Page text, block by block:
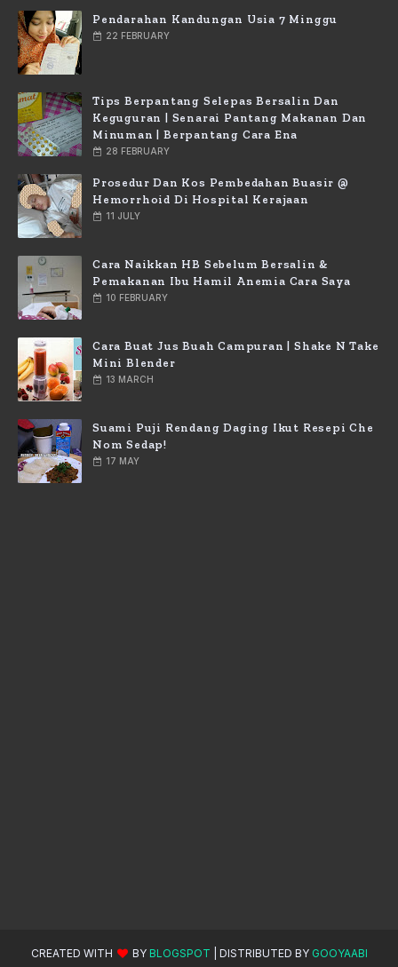
Pendarahan Kandungan Usia 7 Minggu
22 FEBRUARY
Tips Berpantang Selepas Bersalin Dan
Keguguran | Senarai Pantang Makanan Dan
Minuman | Berpantang Cara Ena
28 FEBRUARY
Prosedur Dan Kos Pembedahan Buasir @
Hemorrhoid Di Hospital Kerajaan
11 JULY
Cara Naikkan HB Sebelum Bersalin &
Pemakanan Ibu Hamil Anemia Cara Saya
10 FEBRUARY
Cara Buat Jus Buah Campuran | Shake N Take
Mini Blender
13 MARCH
Suami Puji Rendang Daging Ikut Resepi Che
Nom Sedap!
17 MAY
CREATED WITH BY BLOGSPOT | DISTRIBUTED BY GOOYAABI